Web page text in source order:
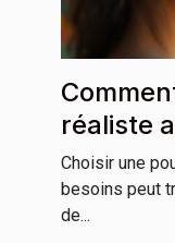
réaliste
besoins
Choisir une
besoins peut
de...